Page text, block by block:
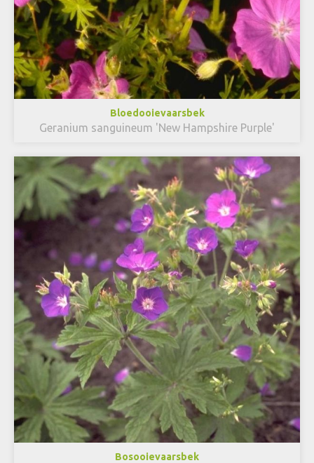
Bloedooievaarsbek
Geranium sanguineum 'New Hampshire Purple'
Bosooievaarsbek